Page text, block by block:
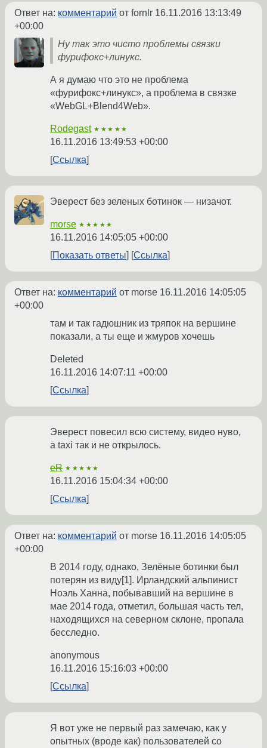
Ответ на: комментарий от fornlr 16.11.2016 13:13:49
+00:00
Ну так это чисто проблемы связки
фурифокс+линукс.
А я думаю что это не проблема
«фурифокс+линукс», а проблема в связке
«WebGL+Blend4Web».
Rodegast ★★★★★
16.11.2016 13:49:53 +00:00
Ссылка
Эверест без зеленых ботинок — низачот.
morse ★★★★★
16.11.2016 14:05:05 +00:00
Показать ответы
Ссылка
Ответ на: комментарий от morse 16.11.2016 14:05:05
+00:00
там и так гадюшник из тряпок на вершине
показали, а ты еще и жмуров хочешь
Deleted
16.11.2016 14:07:11 +00:00
Ссылка
Эверест повесил всю систему, видео нуво,
а taxi так и не открылось.
eR ★★★★★
16.11.2016 15:04:34 +00:00
Ссылка
Ответ на: комментарий от morse 16.11.2016 14:05:05
+00:00
В 2014 году, однако, Зелёные ботинки был
потерян из виду[1]. Ирландский альпинист
Ноэль Ханна, побывавший на вершине в
мае 2014 года, отметил, большая часть тел,
находящихся на северном склоне, пропала
бесследно.
anonymous
16.11.2016 15:16:03 +00:00
Ссылка
Я вот уже не первый раз замечаю, как у
опытных (вроде как) пользователей со